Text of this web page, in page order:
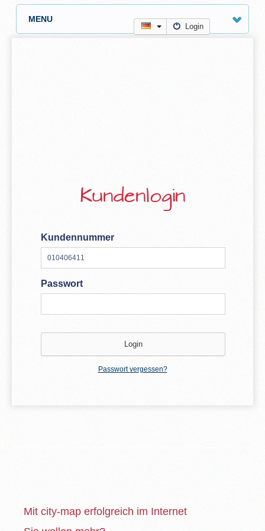
MENU
Login
Kundenlogin
Kundennummer
Passwort
Passwort vergessen?
Mit city-map erfolgreich im Internet